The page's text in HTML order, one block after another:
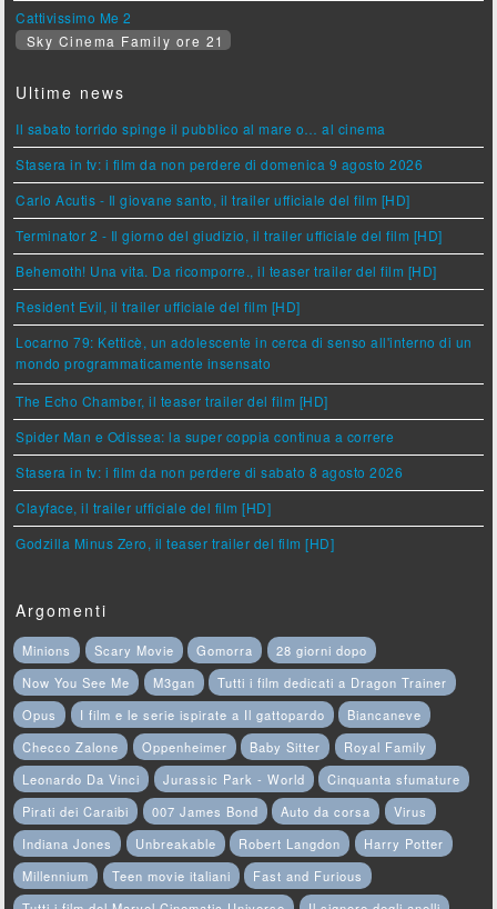
Cattivissimo Me 2
Sky Cinema Family ore 21
Ultime news
Il sabato torrido spinge il pubblico al mare o… al cinema
Stasera in tv: i film da non perdere di domenica 9 agosto 2026
Carlo Acutis - Il giovane santo, il trailer ufficiale del film [HD]
Terminator 2 - Il giorno del giudizio, il trailer ufficiale del film [HD]
Behemoth! Una vita. Da ricomporre., il teaser trailer del film [HD]
Resident Evil, il trailer ufficiale del film [HD]
Locarno 79: Ketticè, un adolescente in cerca di senso all'interno di un
mondo programmaticamente insensato
The Echo Chamber, il teaser trailer del film [HD]
Spider Man e Odissea: la super coppia continua a correre
Stasera in tv: i film da non perdere di sabato 8 agosto 2026
Clayface, il trailer ufficiale del film [HD]
Godzilla Minus Zero, il teaser trailer del film [HD]
Argomenti
Minions Scary Movie Gomorra
28 giorni dopo
Now You See Me
M3gan
Tutti i film dedicati a Dragon Trainer
Opus
I film e le serie ispirate a Il gattopardo
Biancaneve
Checco Zalone
Oppenheimer Baby Sitter
Royal Family
Leonardo Da Vinci
Jurassic Park - World
Cinquanta sfumature
Pirati dei Caraibi
007 James Bond Auto da corsa
Virus
Indiana Jones
Unbreakable Robert Langdon
Harry Potter
Millennium
Teen movie italiani
Fast and Furious